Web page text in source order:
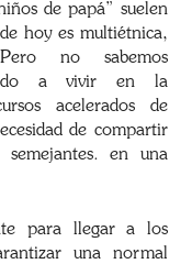
de papá” suelen
hoy es multiétnica,
no sabemos
a vivir en la
acelerados de
de compartir
en una
para llegar a los
una normal